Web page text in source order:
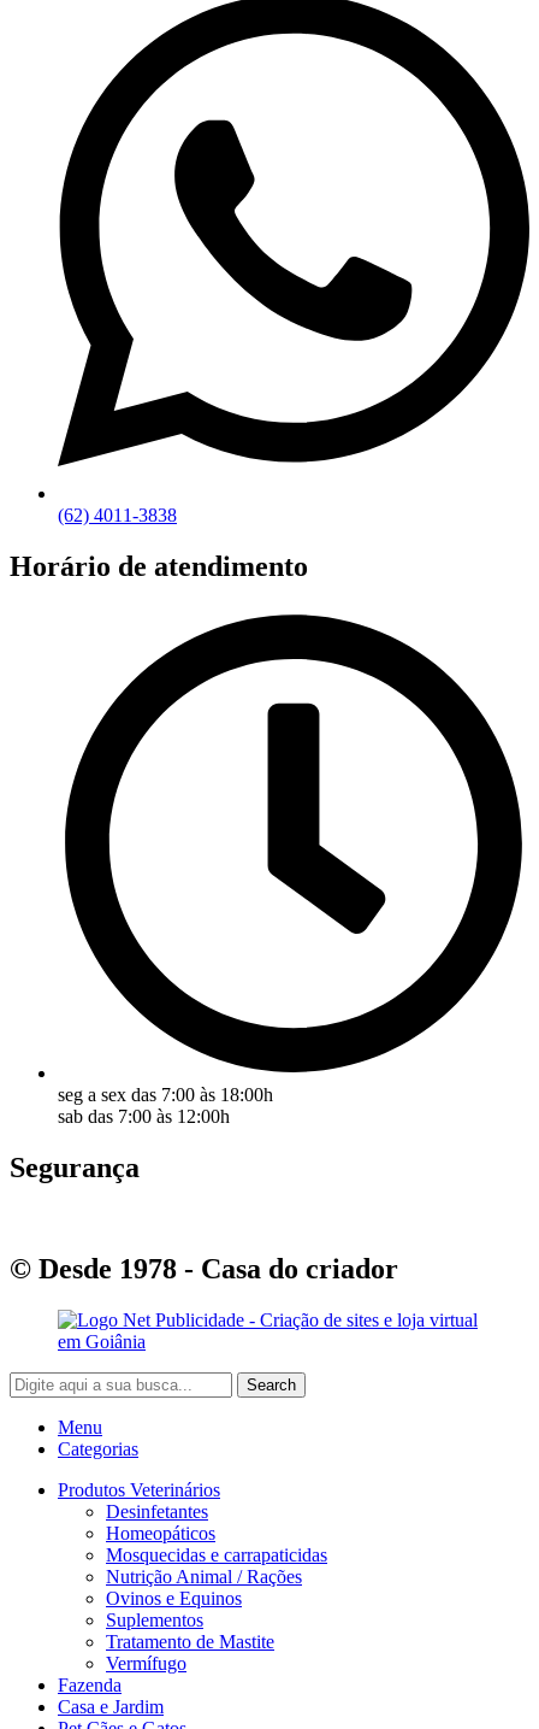
(62) 4011-3838
Horário de atendimento
seg a sex das 7:00 às 18:00h
sab das 7:00 às 12:00h
Segurança
© Desde 1978 - Casa do criador
Search
Menu
Categorias
Produtos Veterinários
Desinfetantes
Homeopáticos
Mosquecidas e carrapaticidas
Nutrição Animal / Rações
Ovinos e Equinos
Suplementos
Tratamento de Mastite
Vermífugo
Fazenda
Casa e Jardim